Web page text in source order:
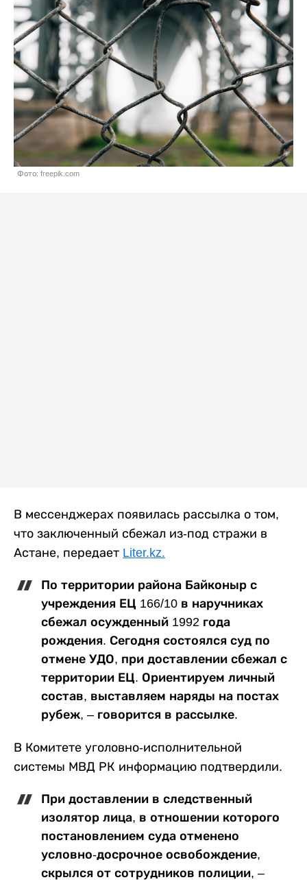
Фото: freepik.com
В мессенджерах появилась рассылка о том,
что заключенный сбежал из-под стражи в
Астане, передает Liter.kz.
По территории района Байконыр с
учреждения ЕЦ 166/10 в наручниках
сбежал осужденный 1992 года
рождения. Сегодня состоялся суд по
отмене УДО, при доставлении сбежал с
территории ЕЦ. Ориентируем личный
состав, выставляем наряды на постах
рубеж, – говорится в рассылке.
В Комитете уголовно-исполнительной
системы МВД РК информацию подтвердили.
При доставлении в следственный
изолятор лица, в отношении которого
постановлением суда отменено
условно-досрочное освобождение,
скрылся от сотрудников полиции, –